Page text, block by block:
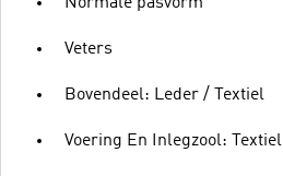
Veters
Bovendeel: Leder / Textiel
Voering En Inlegzool: Textiel